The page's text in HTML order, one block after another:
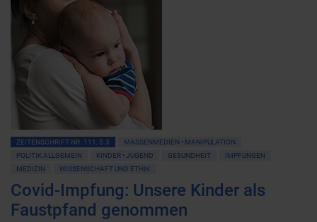
ZEITENSCHRIFT NR. 111, S.3
MASSENMEDIEN • MANIPULATION
POLITIK ALLGEMEIN
KINDER • JUGEND GESUNDHEIT
IMPFUNGEN
MEDIZIN
WISSENSCHAFT UND ETHIK
Covid-Impfung: Unsere Kinder als
Faustpfand genommen